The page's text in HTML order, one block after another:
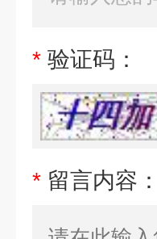
* 验证码：
* 留言内容：